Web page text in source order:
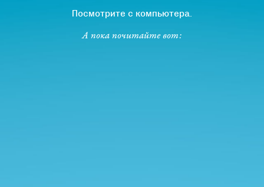
Посмотрите с компьютера.
А пока почитайте вот: